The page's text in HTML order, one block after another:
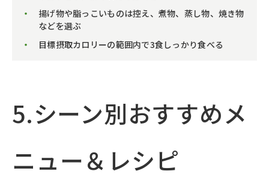
揚げ物や脂っこいものは控え、煮物、蒸し物、焼き物
などを選ぶ
目標摂取カロリーの範囲内で3食しっかり食べる
5.シーン別おすすめメ
ニュー＆レシピ